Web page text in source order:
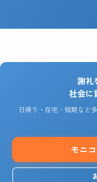
謝礼
社会に
日帰り・在宅・短期など
モニ